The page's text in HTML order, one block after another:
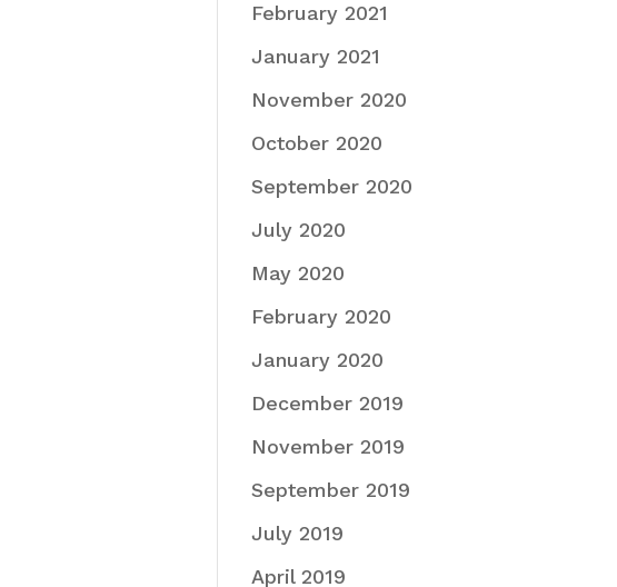
February 2021
January 2021
November 2020
October 2020
September 2020
July 2020
May 2020
February 2020
January 2020
December 2019
November 2019
September 2019
July 2019
April 2019